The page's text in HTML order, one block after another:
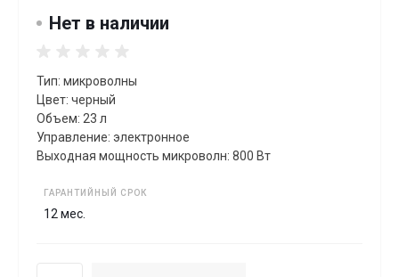
Нет в наличии
Тип: микроволны
Цвет: черный
Объем: 23 л
Управление: электронное
Выходная мощность микроволн: 800 Вт
ГАРАНТИЙНЫЙ СРОК
12 мес.